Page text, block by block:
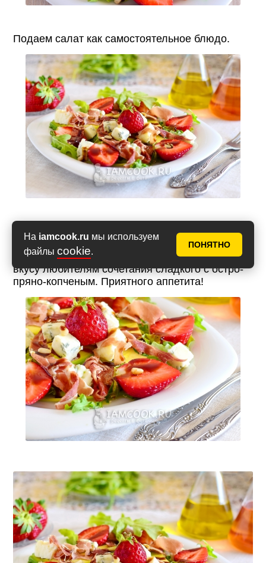
На iamcook.ru мы используем
файлы cookie.
ПОНЯТНО
Подаем салат как самостоятельное блюдо.
Перемешиваем все ингредиенты
непосредственно перед распределением по
порционным тарелкам. Салат придется по
вкусу любителям сочетания сладкого с остро-
пряно-копченым. Приятного аппетита!